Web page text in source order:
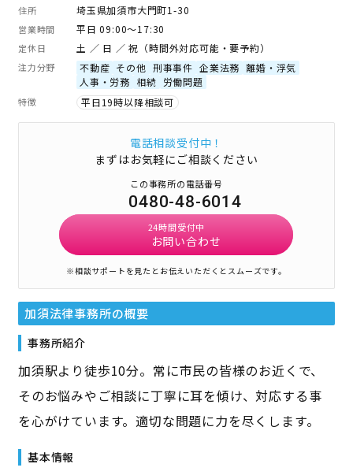
住所 埼玉県加須市大門町1-30
営業時間 平日 09:00～17:30
定休日 土 ／ 日 ／ 祝（時間外対応可能・要予約）
注力分野 不動産 その他 刑事事件 企業法務 離婚・浮気
人事・労務 相続 労働問題
特徴 平日19時以降相談可
電話相談受付中！
まずはお気軽にご相談ください
この事務所の電話番号
0480-48-6014
24時間受付中
お問い合わせ
※相談サポートを見たとお伝えいただくとスムーズです。
加須法律事務所の概要
事務所紹介
加須駅より徒歩10分。常に市民の皆様のお近くで、
そのお悩みやご相談に丁寧に耳を傾け、対応する事
を心がけています。適切な問題に力を尽くします。
基本情報